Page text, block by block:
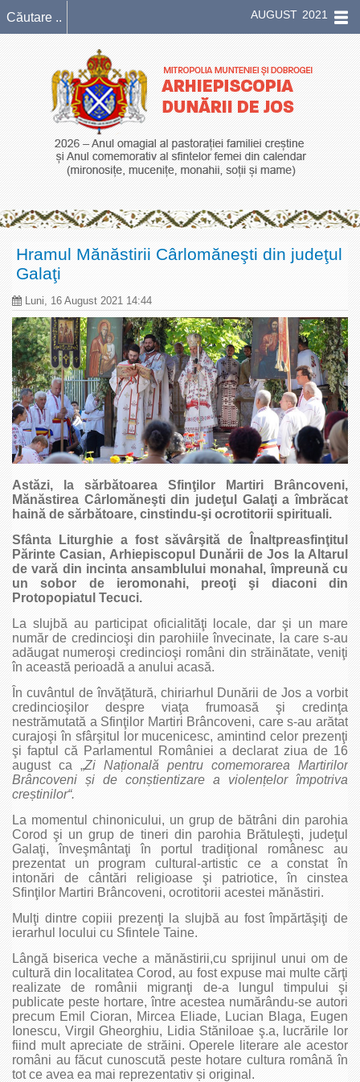
AUGUST 2021
Hramul Mănăstirii Cârlomăneşti din judeţul
Galaţi
Luni, 16 August 2021 14:44
Astăzi, la sărbătoarea Sfinţilor Martiri Brâncoveni,
Mănăstirea Cârlomăneşti din judeţul Galaţi a îmbrăcat
haină de sărbătoare, cinstindu-şi ocrotitorii spirituali.
Sfânta Liturghie a fost săvârşită de Înaltpreasfinţitul
Părinte Casian, Arhiepiscopul Dunării de Jos la Altarul
de vară din incinta ansamblului monahal, împreună cu
un sobor de ieromonahi, preoţi şi diaconi din
Protopopiatul Tecuci.
La slujbă au participat oficialităţi locale, dar şi un mare
număr de credincioşi din parohiile învecinate, la care s-au
adăugat numeroşi credincioşi români din străinătate, veniţi
în această perioadă a anului acasă.
În cuvântul de învăţătură, chiriarhul Dunării de Jos a vorbit
credincioşilor despre viaţa frumoasă şi credinţa
nestrămutată a Sfinţilor Martiri Brâncoveni, care s-au arătat
curajoşi în sfârşitul lor mucenicesc, amintind celor prezenţi
şi faptul că Parlamentul României a declarat ziua de 16
august ca „Zi Națională pentru comemorarea Martirilor
Brâncoveni și de conștientizare a violențelor împotriva
creștinilor“.
La momentul chinonicului, un grup de bătrâni din parohia
Corod şi un grup de tineri din parohia Brătuleşti, judeţul
Galaţi, înveşmântaţi în portul tradiţional românesc au
prezentat un program cultural-artistic ce a constat în
intonări de cântări religioase şi patriotice, în cinstea
Sfinţilor Martiri Brâncoveni, ocrotitorii acestei mănăstiri.
Mulţi dintre copiii prezenţi la slujbă au fost împărtăşiţi de
ierarhul locului cu Sfintele Taine.
Lângă biserica veche a mănăstirii,cu sprijinul unui om de
cultură din localitatea Corod, au fost expuse mai multe cărţi
realizate de românii migranţi de-a lungul timpului şi
publicate peste hortare, între acestea numărându-se autori
precum Emil Cioran, Mircea Eliade, Lucian Blaga, Eugen
Ionescu, Virgil Gheorghiu, Lidia Stăniloae ş.a, lucrările lor
fiind mult apreciate de străini. Operele literare ale acestor
români au făcut cunoscută peste hotare cultura română în
tot ce avea ea mai reprezentativ și original.